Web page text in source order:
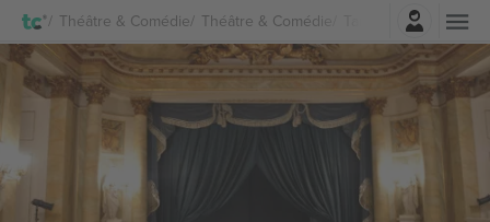
Théâtre & Comédie Théâtre & Comédie Taner Barlas Billets
Connexion